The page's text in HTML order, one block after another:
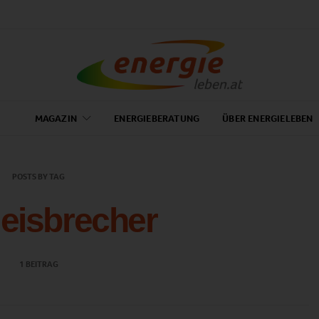
MAGAZIN ENERGIEBERATUNG ÜBER ENERGIELEBEN
POSTS BY TAG
1 BEITRAG